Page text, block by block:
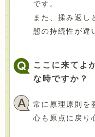
です。
また、揉み返し
態の持続性が違
ここに来てよ
な時ですか？
常に原理原則を
心も原点に戻り